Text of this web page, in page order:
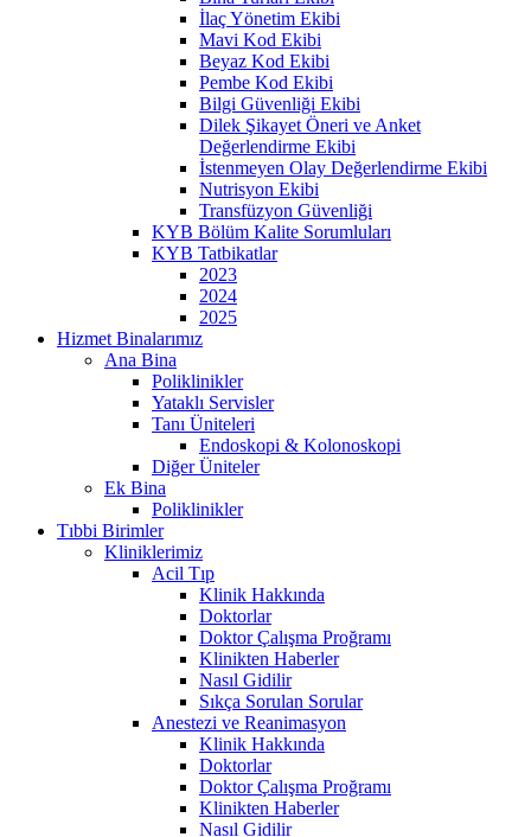
İlaç Yönetim Ekibi
Mavi Kod Ekibi
Beyaz Kod Ekibi
Pembe Kod Ekibi
Bilgi Güvenliği Ekibi
Dilek Şikayet Öneri ve Anket
Değerlendirme Ekibi
İstenmeyen Olay Değerlendirme Ekibi
Nutrisyon Ekibi
Transfüzyon Güvenliği
KYB Bölüm Kalite Sorumluları
KYB Tatbikatlar
2023
2024
2025
Hizmet Binalarımız
Ana Bina
Poliklinikler
Yataklı Servisler
Tanı Üniteleri
Endoskopi & Kolonoskopi
Diğer Üniteler
Ek Bina
Poliklinikler
Tıbbi Birimler
Kliniklerimiz
Acil Tıp
Klinik Hakkında
Doktorlar
Doktor Çalışma Proğramı
Klinikten Haberler
Nasıl Gidilir
Sıkça Sorulan Sorular
Anestezi ve Reanimasyon
Klinik Hakkında
Doktorlar
Doktor Çalışma Proğramı
Klinikten Haberler
Nasıl Gidilir